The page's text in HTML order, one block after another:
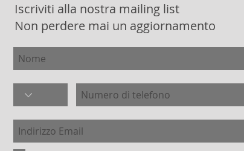
Iscriviti alla nostra mailing list
Non perdere mai un aggiornamento